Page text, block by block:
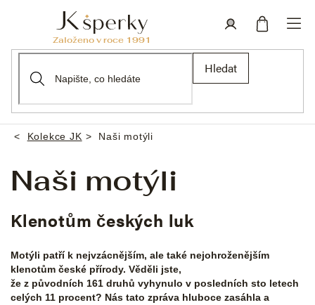
Hledat
Domů
Kolekce JK Naši motýli
Naši motýli
Klenotům českých luk
Motýli patří k nejvzácnějším, ale také nejohroženějším
klenotům české přírody. Věděli jste,
že z původních 161 druhů vyhynulo v posledních sto letech
celých 11 procent? Nás tato zpráva hluboce zasáhla a